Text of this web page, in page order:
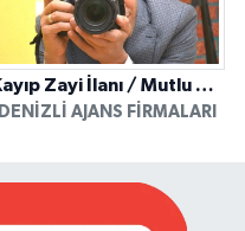
Kayıp Zayi İlanı / Mutlu Ajans / Denizli
DENIZLI AJANS FIRMALARI